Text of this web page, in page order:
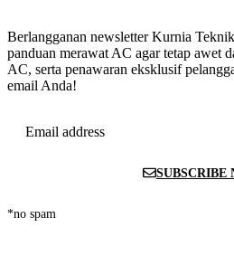
Berlangganan newsletter Kurnia
panduan merawat AC agar tetap awet
AC, serta penawaran eksklusif
email Anda!
Email address
SUBSCRIBE
*no spam